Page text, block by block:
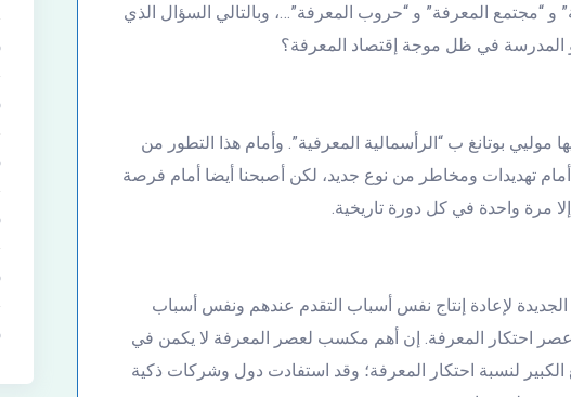
و “مجتمع المعرفة” و “حروب المعرفة”…، وبالتالي السؤال الذي
في ظل موجة إقتصاد المعرفة؟
موليي بوتانغ ب “الرأسمالية المعرفية”. وأمام هذا التطور من
تهديدات ومخاطر من نوع جديد، لكن أصبحنا أيضا أمام فرصة
إلا مرة واحدة في كل دورة تاريخية.
الجديدة لإعادة إنتاج نفس أسباب التقدم عندهم ونفس أسباب
عصر احتكار المعرفة. إن أهم مكسب لعصر المعرفة لا يكمن في
الكبير لنسبة احتكار المعرفة؛ وقد استفادت دول وشركات ذكية